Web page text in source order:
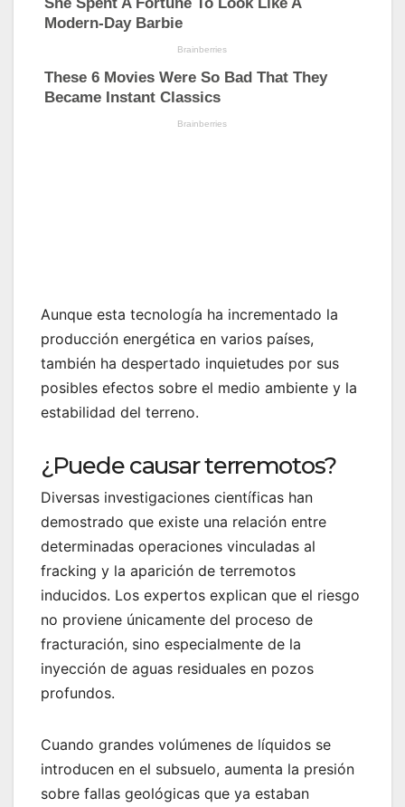
Aunque esta tecnología ha incrementado la
producción energética en varios países,
también ha despertado inquietudes por sus
posibles efectos sobre el medio ambiente y la
estabilidad del terreno.
¿Puede causar terremotos?
Diversas investigaciones científicas han
demostrado que existe una relación entre
determinadas operaciones vinculadas al
fracking y la aparición de terremotos
inducidos. Los expertos explican que el riesgo
no proviene únicamente del proceso de
fracturación, sino especialmente de la
inyección de aguas residuales en pozos
profundos.
Cuando grandes volúmenes de líquidos se
introducen en el subsuelo, aumenta la presión
sobre fallas geológicas que ya estaban